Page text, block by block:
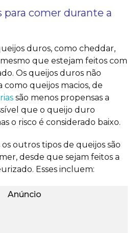
para comer durante a
duros, como cheddar,
que estejam feitos com
Os queijos duros não
queijos macios, de
são menos propensas a
que o queijo duro
o risco é considerado baixo.
outros tipos de queijos são
desde que sejam feitos a
Esses incluem:
Anúncio